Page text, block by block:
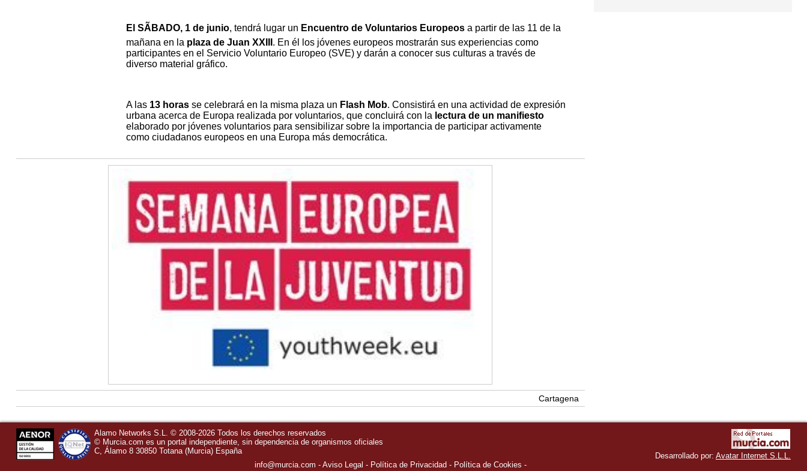
El SÃBADO, 1 de junio, tendrá lugar un Encuentro de Voluntarios Europeos a partir de las 11 de la
mañana en la plaza de Juan XXIII . En él los jóvenes europeos mostrarán sus experiencias como
participantes en el Servicio Voluntario Europeo (SVE) y darán a conocer sus culturas a través de
diverso material gráfico.
A las 13 horas se celebrará en la misma plaza un Flash Mob. Consistirá en una actividad de expresión
urbana acerca de Europa realizada por voluntarios, que concluirá con la lectura de un manifiesto
elaborado por jóvenes voluntarios para sensibilizar sobre la importancia de participar activamente
como ciudadanos europeos en una Europa más democrática.
Cartagena
Alamo Networks S.L. © 2008-2026 Todos los derechos reservados
© Murcia.com es un portal independiente, sin dependencia de organismos oficiales
C, Álamo 8 30850 Totana (Murcia) España
info@murcia.com
Aviso Legal Política de Privacidad - Política de Cookies
Desarrollado por: Avatar Internet S.L.L.